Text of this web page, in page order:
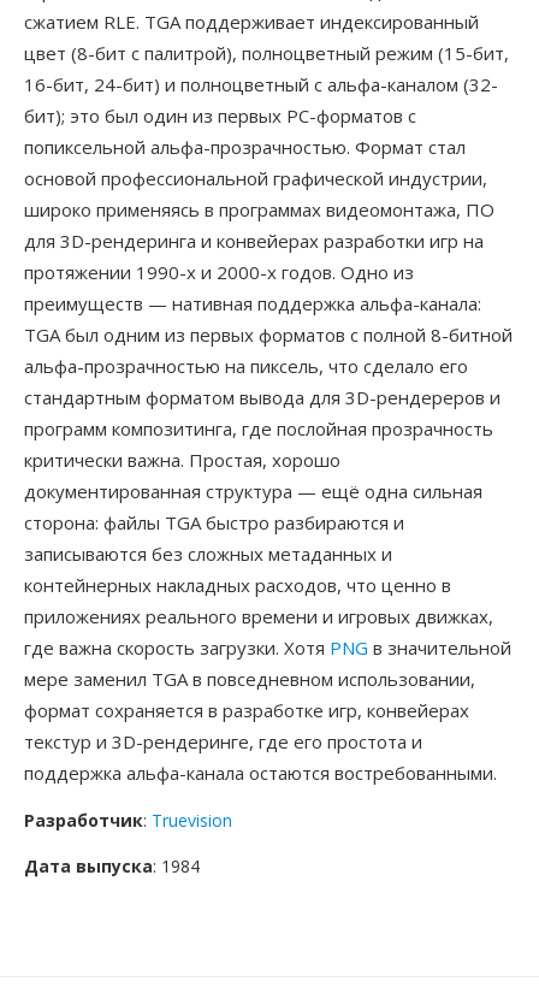
сжатием RLE. TGA поддерживает индексированный
цвет (8-бит с палитрой), полноцветный режим (15-бит,
16-бит, 24-бит) и полноцветный с альфа-каналом (32-
бит); это был один из первых PC-форматов с
попиксельной альфа-прозрачностью. Формат стал
основой профессиональной графической индустрии,
широко применяясь в программах видеомонтажа, ПО
для 3D-рендеринга и конвейерах разработки игр на
протяжении 1990-х и 2000-х годов. Одно из
преимуществ — нативная поддержка альфа-канала:
TGA был одним из первых форматов с полной 8-битной
альфа-прозрачностью на пиксель, что сделало его
стандартным форматом вывода для 3D-рендереров и
программ композитинга, где послойная прозрачность
критически важна. Простая, хорошо
документированная структура — ещё одна сильная
сторона: файлы TGA быстро разбираются и
записываются без сложных метаданных и
контейнерных накладных расходов, что ценно в
приложениях реального времени и игровых движках,
где важна скорость загрузки. Хотя PNG в значительной
мере заменил TGA в повседневном использовании,
формат сохраняется в разработке игр, конвейерах
текстур и 3D-рендеринге, где его простота и
поддержка альфа-канала остаются востребованными.
Разработчик: Truevision
Дата выпуска: 1984